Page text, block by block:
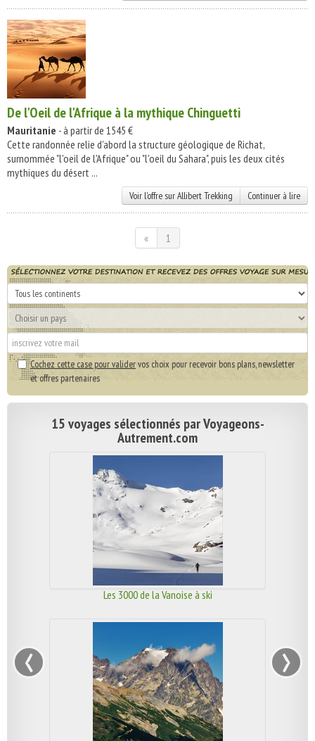
De l'Oeil de l'Afrique à la mythique Chinguetti
Mauritanie - à partir de 1545 €
Cette randonnée relie d'abord la structure géologique de Richat,
surnommée "l'oeil de l'Afrique" ou "l'oeil du Sahara", puis les deux cités
mythiques du désert ...
Voir l'offre sur Allibert Trekking Continuer à lire
« 1
Cochez cette case pour validervos choix pour recevoir bons plans, newsletter
et offres partenaires
15 voyages sélectionnés par Voyageons-
Autrement.com
Les 3000 de la Vanoise à ski
‹ ›